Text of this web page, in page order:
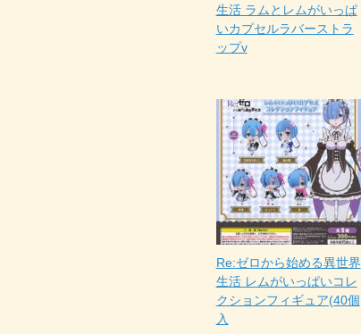
生活 ラムとレムがいっぱ
いカプセルラバーストラ
ップv
Re:ゼロから始める異世界
生活 レムがいっぱいコレ
クションフィギュア(40個
入